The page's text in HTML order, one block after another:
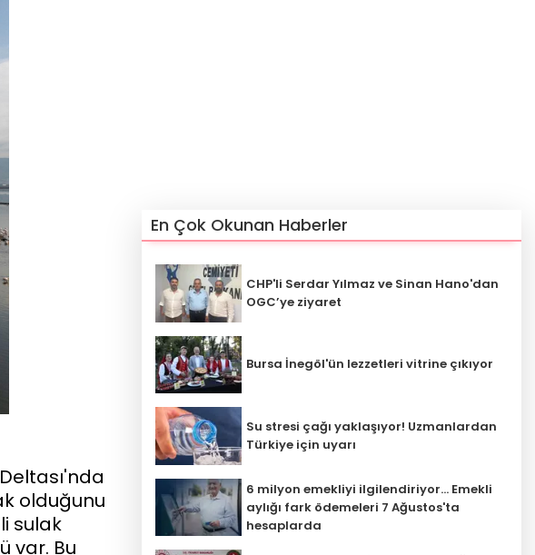
olduğunu
sulak
var. Bu
En Çok Okunan Haberler
CHP'li Serdar Yılmaz ve Sinan Hano'dan
OGC’ye ziyaret
Bursa İnegöl'ün lezzetleri vitrine çıkıyor
Su stresi çağı yaklaşıyor! Uzmanlardan
Türkiye için uyarı
6 milyon emekliyi ilgilendiriyor... Emekli
aylığı fark ödemeleri 7 Ağustos'ta
hesaplarda